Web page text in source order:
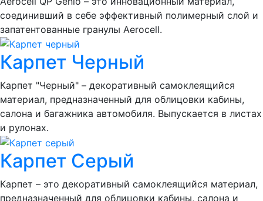
соединивший в себе эффективный полимерный слой и
запатентованные гранулы Aerocell.
Карпет Черный
Карпет "Черный" – декоративный самоклеящийся
материал, предназначенный для облицовки кабины,
салона и багажника автомобиля. Выпускается в листах
и рулонах.
Карпет Серый
Карпет – это декоративный самоклеящийся материал,
предназначенный для облицовки кабины, салона и